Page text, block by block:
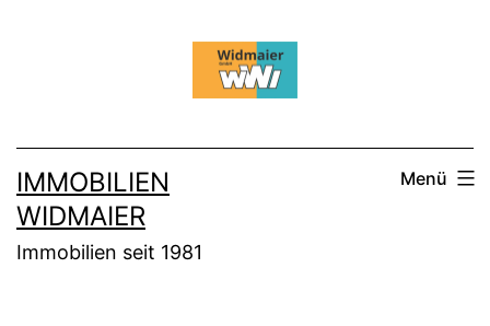
IMMOBILIEN
WIDMAIER
Immobilien seit 1981
Menü